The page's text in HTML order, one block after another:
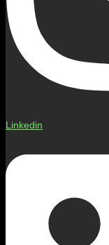
Linkedin